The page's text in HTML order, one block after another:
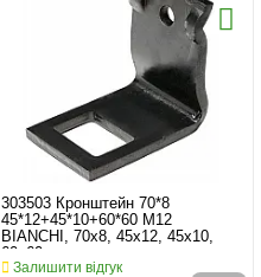
303503 Кронштейн 70*8
45*12+45*10+60*60 M12
BIANCHI, 70x8, 45x12, 45x10,
60x60
Залишити відгук